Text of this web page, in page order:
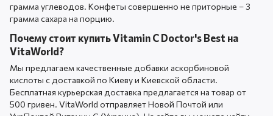
грамма углеводов. Конфеты совершенно не приторные – 3
грамма сахара на порцию.
Почему стоит купить Vitamin C Doctor's Best на
VitaWorld?
Мы предлагаем качественные добавки аскорбиновой
кислоты с доставкой по Киеву и Киевской области.
Бесплатная курьерская доставка предлагается на товар от
500 гривен. VitaWorld отправляет Новой Почтой или